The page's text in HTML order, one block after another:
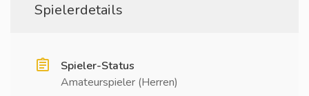
Spielerdetails
Spieler-Status
Amateurspieler (Herren)